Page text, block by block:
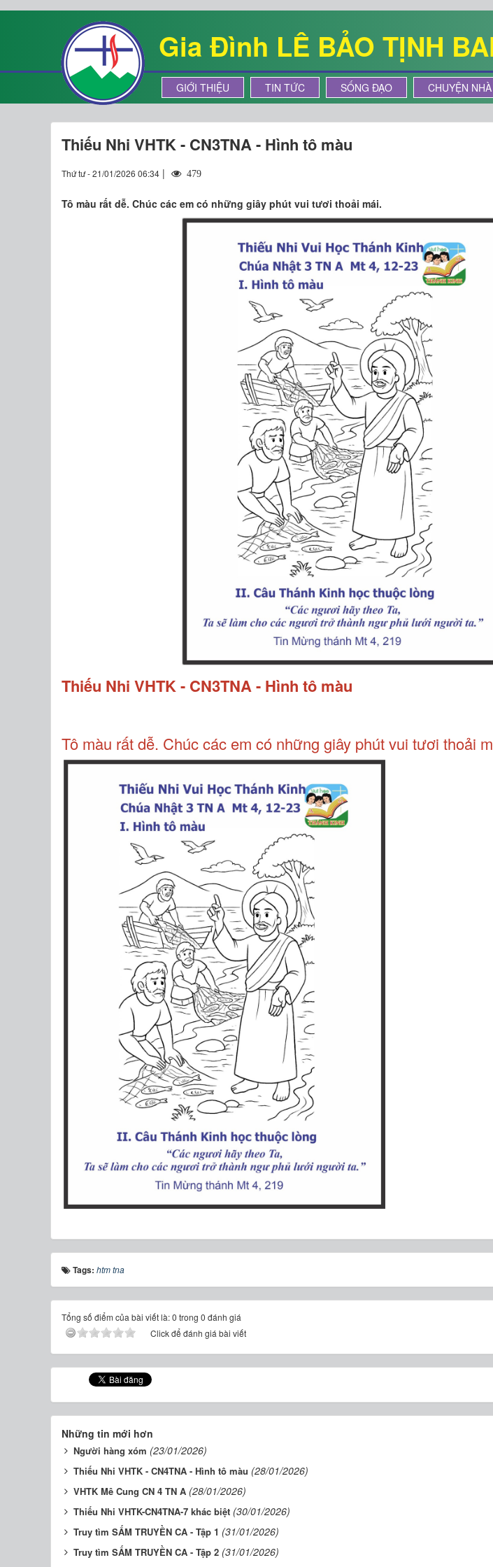
Gia Đình LÊ BẢO TỊNH
GIỚI THIỆU TIN TỨC SỐNG ĐẠO CHUYỆN NHÀ
Thiếu Nhi VHTK - CN3TNA - Hình tô màu
Thứ tư - 21/01/2026 06:34 | 479
​​​​​​​​​​​​​​Tô màu rất dễ. Chúc các em có những giây phút vui tươi thoải mái.
Thiếu Nhi VHTK - CN3TNA - Hình tô màu
​​​​​​​Tô màu rất dễ. Chúc các em có những giây phút vui tươi thoải
Tags: htm tna
Tổng số điểm của bài viết là: 0 trong 0 đánh giá
Click để đánh giá bài viết
Những tin mới hơn
Người hàng xóm (23/01/2026)
Thiếu Nhi VHTK - CN4TNA - Hình tô màu (28/01/2026)
VHTK Mê Cung CN 4 TN A (28/01/2026)
Thiếu Nhi VHTK-CN4TNA-7 khác biệt (30/01/2026)
Truy tìm SẤM TRUYỀN CA - Tập 1 (31/01/2026)
Truy tìm SẤM TRUYỀN CA - Tập 2 (31/01/2026)